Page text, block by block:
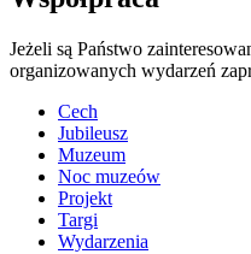
Jeżeli są Państwo
organizowanych wydarzeń
Cech
Jubileusz
Muzeum
Noc muzeów
Projekt
Targi
Wydarzenia